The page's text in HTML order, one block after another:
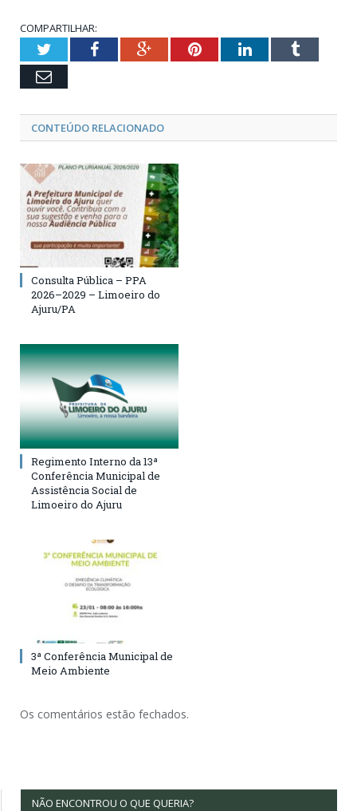
COMPARTILHAR:
TwitterFacebookGoogle+PinterestLinkedInTumblr
Email
CONTEÚDO RELACIONADO
Consulta Pública – PPA
2026–2029 – Limoeiro do
Ajuru/PA
Regimento Interno da 13ª
Conferência Municipal de
Assistência Social de
Limoeiro do Ajuru
3ª Conferência Municipal de
Meio Ambiente
Os comentários estão fechados.
NÃO ENCONTROU O QUE QUERIA?